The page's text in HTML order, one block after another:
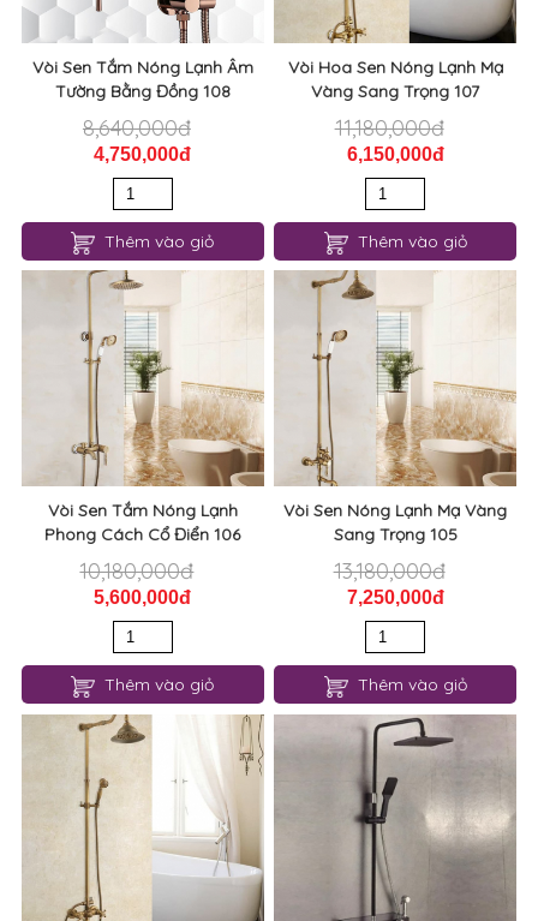
Vòi Sen Tắm Nóng Lạnh Âm
Tường Bằng Đồng 108
8,640,000đ
4,750,000đ
Thêm vào giỏ
Vòi Hoa Sen Nóng Lạnh Mạ
Vàng Sang Trọng 107
11,180,000đ
6,150,000đ
Thêm vào giỏ
Vòi Sen Tắm Nóng Lạnh
Phong Cách Cổ Điển 106
10,180,000đ
5,600,000đ
Thêm vào giỏ
Vòi Sen Nóng Lạnh Mạ Vàng
Sang Trọng 105
13,180,000đ
7,250,000đ
Thêm vào giỏ